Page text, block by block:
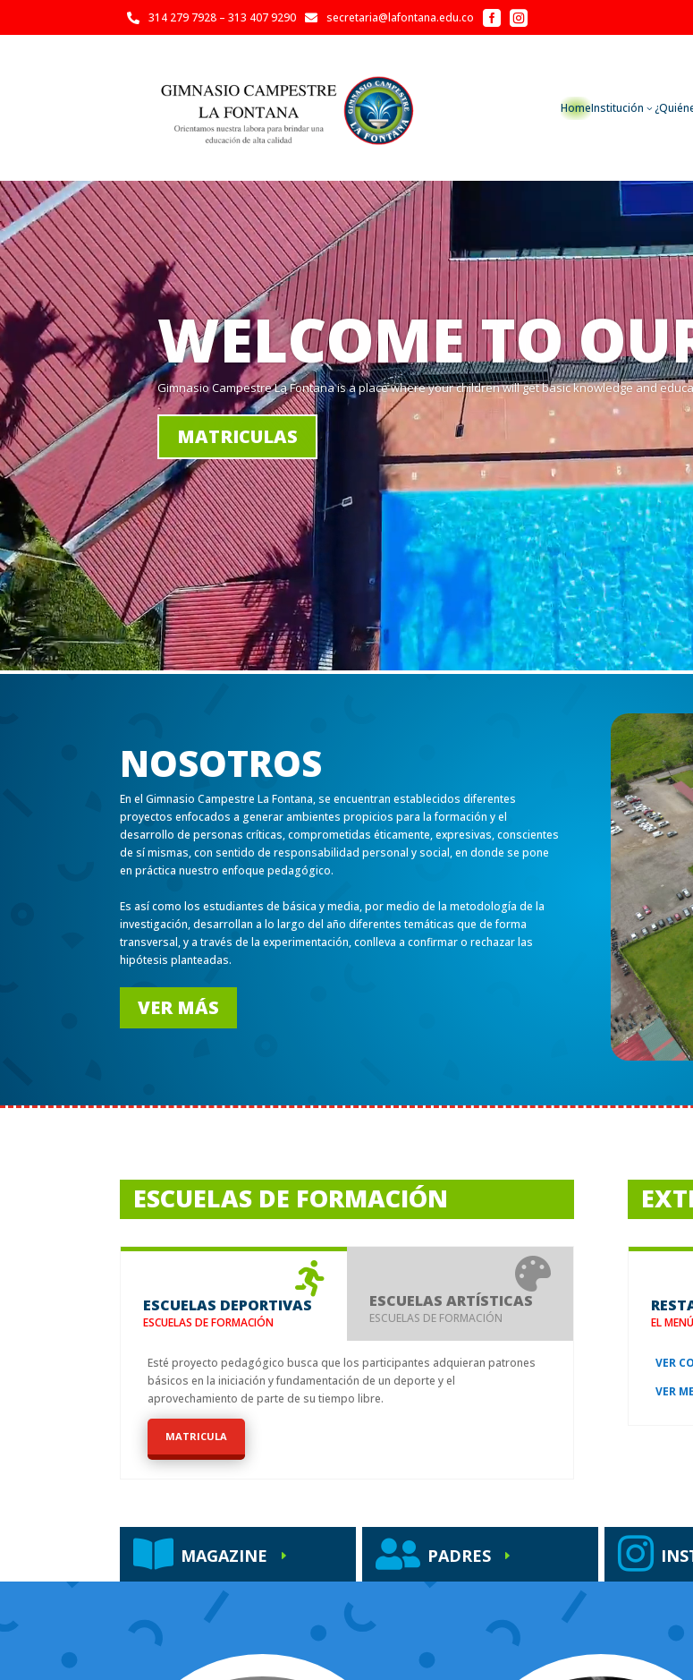
 314 279 7928 – 313 407 9290  secretaria@lafontana.edu.co  
HomeInstitución 3
WELCOME TO
Gimnasio Campestre La Fontana is a place where your children will get basic knowledge and
MATRICULAS
Reproductor
NOSOTROS
En el Gimnasio Campestre La Fontana, se encuentran establecidos diferentes
proyectos enfocados a generar ambientes propicios para la formación y el
desarrollo de personas críticas, comprometidas éticamente, expresivas, conscientes
de sí mismas, con sentido de responsabilidad personal y social, en donde se pone
en práctica nuestro enfoque pedagógico.
Es así como los estudiantes de básica y media, por medio de la metodología de la
investigación, desarrollan a lo largo del año diferentes temáticas que de forma
transversal, y a través de la experimentación, conlleva a confirmar o rechazar las
hipótesis planteadas.
VER MÁS
ESCUELAS DE FORMACIÓN

ESCUELAS DEPORTIVAS
ESCUELAS DE FORMACIÓN

ESCUELAS ARTÍSTICAS
ESCUELAS DE FORMACIÓN
Esté proyecto pedagógico busca que los participantes adquieran patrones
básicos en la iniciación y fundamentación de un deporte y el
aprovechamiento de parte de su tiempo libre.
MATRICULA
EL
VER
VER
 MAGAZINE E  PADRES E 